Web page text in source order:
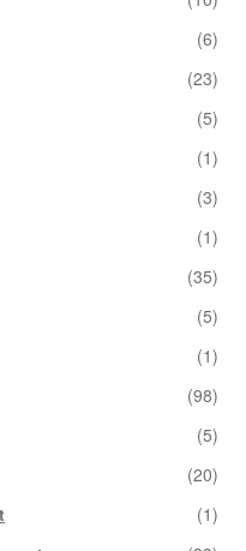
(6)
(23)
(5)
(1)
(3)
(1)
(35)
(5)
(1)
(98)
(5)
(20)
(1)